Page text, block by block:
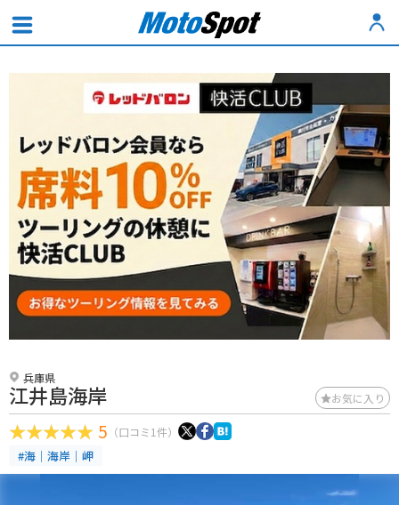
兵庫県
江井島海岸 お気に入り
5 （口コミ1件）
#海｜海岸｜岬